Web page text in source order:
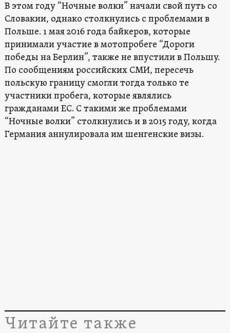
В этом году “Ночные волки” начали свой путь со
Словакии, однако столкнулись с проблемами в
Польше. 1 мая 2016 года байкеров, которые
принимали участие в мотопробеге “Дороги
победы на Берлин”, также не впустили в Польшу.
По сообщениям российских СМИ, пересечь
польскую границу смогли тогда только те
участники пробега, которые являлись
гражданами ЕС. С такими же проблемами
“Ночные волки” столкнулись и в 2015 году, когда
Германия аннулировала им шенгенские визы.
Читайте также